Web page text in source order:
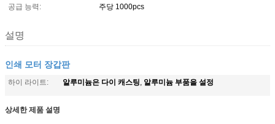
공급 능력:
주당 1000pcs
설명
인쇄 모터 장갑판
하이 라이트: 알루미늄은 다이 캐스팅, 알루미늄 부품을 설정
상세한 제품 설명